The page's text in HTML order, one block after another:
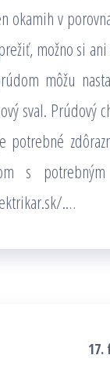
okamih v
možno si
môžu
sval. Prúdový
potrebné
s
.…
17.